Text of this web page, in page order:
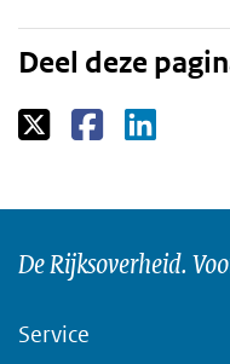
Deel deze
De Rijksoverheid.
Service